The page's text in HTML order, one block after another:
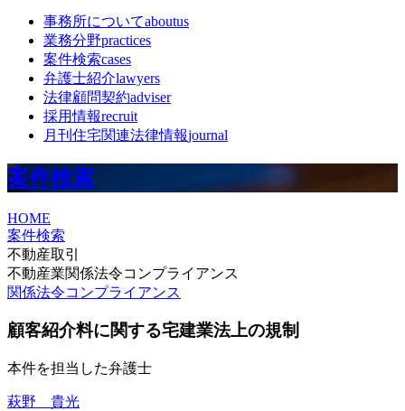
事務所についてaboutus
業務分野practices
案件検索cases
弁護士紹介lawyers
法律顧問契約adviser
採用情報recruit
月刊住宅関連法律情報journal
案件検索
HOME
案件検索
不動産取引
不動産業関係法令コンプライアンス
関係法令コンプライアンス
顧客紹介料に関する宅建業法上の規制
本件を担当した弁護士
萩野 貴光